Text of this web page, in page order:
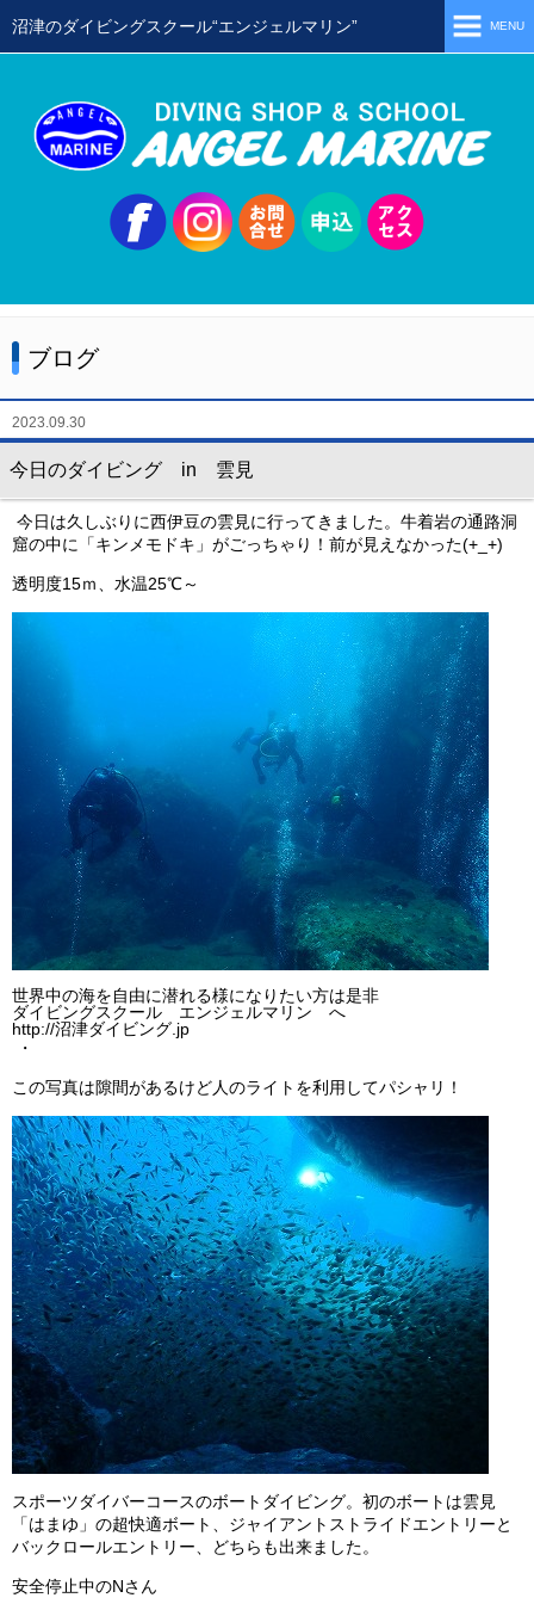
沼津のダイビングスクール“エンジェルマリン” MENU
当店の特徴
スクールメニュー
ステップアップコース
会員限定ツアー
ミニツアー
ビッグツアー
ブログ
2023.09.30
今日のダイビング in 雲見
今日は久しぶりに西伊豆の雲見に行ってきました。牛着岩の通路洞
窟の中に「キンメモドキ」がごっちゃり！前が見えなかった(+_+)
透明度15ｍ、水温25℃～
世界中の海を自由に潜れる様になりたい方は是非
ダイビングスクール エンジェルマリン へ
http://沼津ダイビング.jp
・
この写真は隙間があるけど人のライトを利用してパシャリ！
スポーツダイバーコースのボートダイビング。初のボートは雲見
「はまゆ」の超快適ボート、ジャイアントストライドエントリーと
バックロールエントリー、どちらも出来ました。
安全停止中のNさん